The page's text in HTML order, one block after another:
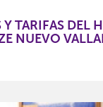
TARIFAS DEL
NUEVO